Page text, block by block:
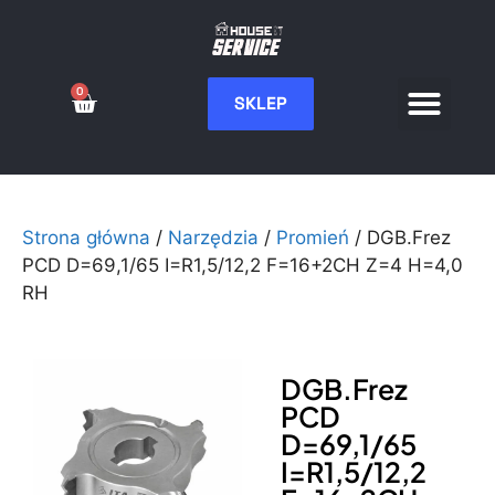
SKLEP
0
Strona główna / Narzędzia / Promień / DGB.Frez
PCD D=69,1/65 I=R1,5/12,2 F=16+2CH Z=4 H=4,0
RH
DGB.Frez
PCD
D=69,1/65
I=R1,5/12,2